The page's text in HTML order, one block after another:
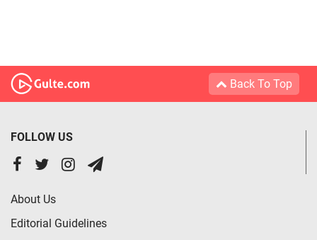
Back To Top
FOLLOW US
About Us
Editorial Guidelines